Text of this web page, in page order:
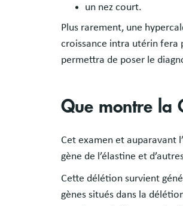
un nez court.
Plus rarement, une
croissance intra utérin fera
permettra de poser le
Que montre la
Cet examen et auparavant
gène de l’élastine et
Cette délétion survient
gènes situés dans la